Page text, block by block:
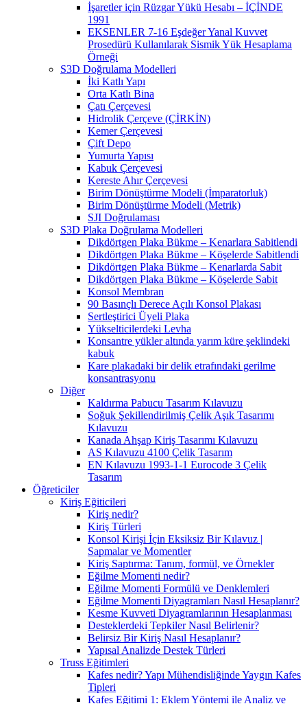
İşaretler için Rüzgar Yükü Hesabı – İÇİNDE
1991
EKSENLER 7-16 Eşdeğer Yanal Kuvvet
Prosedürü Kullanılarak Sismik Yük Hesaplama
Örneği
S3D Doğrulama Modelleri
İki Katlı Yapı
Orta Katlı Bina
Çatı Çerçevesi
Hidrolik Çerçeve (ÇİRKİN)
Kemer Çerçevesi
Çift Depo
Yumurta Yapısı
Kabuk Çerçevesi
Kereste Ahır Çerçevesi
Birim Dönüştürme Modeli (İmparatorluk)
Birim Dönüştürme Modeli (Metrik)
SJI Doğrulaması
S3D Plaka Doğrulama Modelleri
Dikdörtgen Plaka Bükme – Kenarlara Sabitlendi
Dikdörtgen Plaka Bükme – Köşelerde Sabitlendi
Dikdörtgen Plaka Bükme – Kenarlarda Sabit
Dikdörtgen Plaka Bükme – Köşelerde Sabit
Konsol Membran
90 Basınçlı Derece Açılı Konsol Plakası
Sertleştirici Üyeli Plaka
Yükselticilerdeki Levha
Konsantre yükler altında yarım küre şeklindeki
kabuk
Kare plakadaki bir delik etrafındaki gerilme
konsantrasyonu
Diğer
Kaldırma Pabucu Tasarım Kılavuzu
Soğuk Şekillendirilmiş Çelik Aşık Tasarımı
Kılavuzu
Kanada Ahşap Kiriş Tasarımı Kılavuzu
AS Kılavuzu 4100 Çelik Tasarım
EN Kılavuzu 1993-1-1 Eurocode 3 Çelik
Tasarım
Öğreticiler
Kiriş Eğiticileri
Kiriş nedir?
Kiriş Türleri
Konsol Kirişi İçin Eksiksiz Bir Kılavuz |
Sapmalar ve Momentler
Kiriş Saptırma: Tanım, formül, ve Örnekler
Eğilme Momenti nedir?
Eğilme Momenti Formülü ve Denklemleri
Eğilme Momenti Diyagramları Nasıl Hesaplanır?
Kesme Kuvveti Diyagramlarının Hesaplanması
Desteklerdeki Tepkiler Nasıl Belirlenir?
Belirsiz Bir Kiriş Nasıl Hesaplanır?
Yapısal Analizde Destek Türleri
Truss Eğitimleri
Kafes nedir? Yapı Mühendisliğinde Yaygın Kafes
Tipleri
Kafes Eğitimi 1: Eklem Yöntemi ile Analiz ve